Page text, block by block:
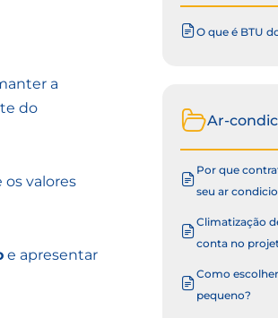
a
do
valores
e apresentar
O que é BTU
Ar-
Por que
seu ar
Climatização
conta no
Como
pequeno?